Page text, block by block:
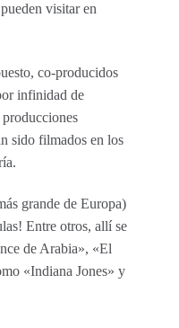
visitar en
co-producidos
infinidad de
sido filmados en los
grande de Europa)
Entre otros, allí se
de Arabia», «El
«Indiana Jones» y